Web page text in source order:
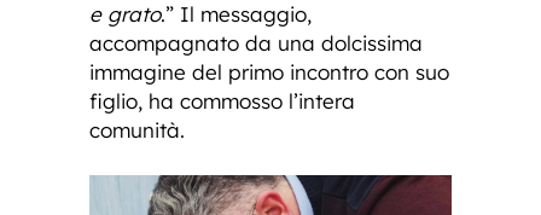
e grato.” Il messaggio,
accompagnato da una dolcissima
immagine del primo incontro con suo
figlio, ha commosso l’intera
comunità.